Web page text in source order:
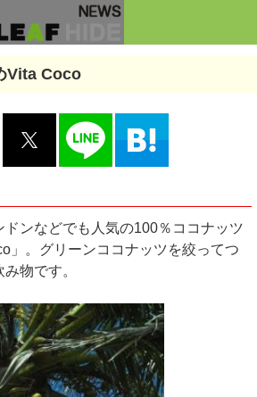
Vita Coco
ンなどでも人気の100％ココナッツ
」。グリーンココナッツを絞ってつ
物です。